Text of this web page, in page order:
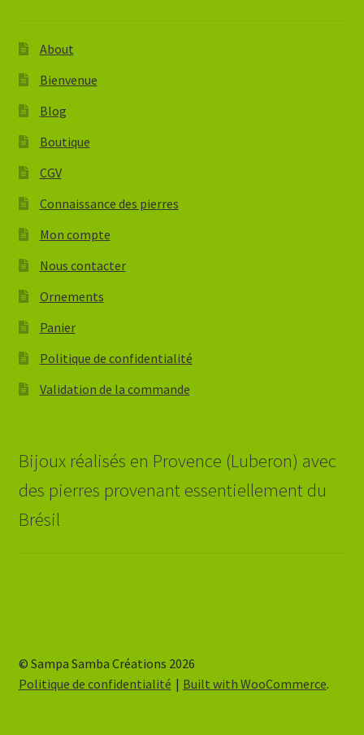
About
Bienvenue
Blog
Boutique
CGV
Connaissance des pierres
Mon compte
Nous contacter
Ornements
Panier
Politique de confidentialité
Validation de la commande
Bijoux réalisés en Provence (Luberon) avec
des pierres provenant essentiellement du
Brésil
© Sampa Samba Créations 2026
Politique de confidentialité
Built with WooCommerce.